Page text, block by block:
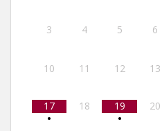
3 4 5 6
10 11 12 13
17
•
18
19
•
20